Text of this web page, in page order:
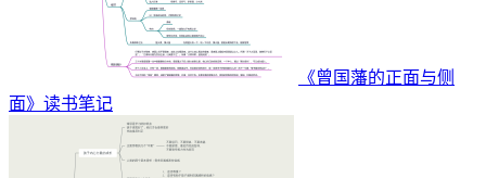
《曾国藩的正面与侧
面》读书笔记